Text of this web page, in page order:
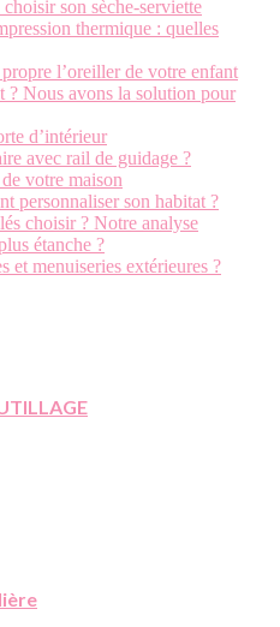
son sèche-serviette
thermique : quelles
l’oreiller de votre enfant
? Nous avons la solution pour
d’intérieur
avec rail de guidage ?
votre maison
personnaliser son habitat ?
choisir ? Notre analyse
étanche ?
et menuiseries extérieures ?